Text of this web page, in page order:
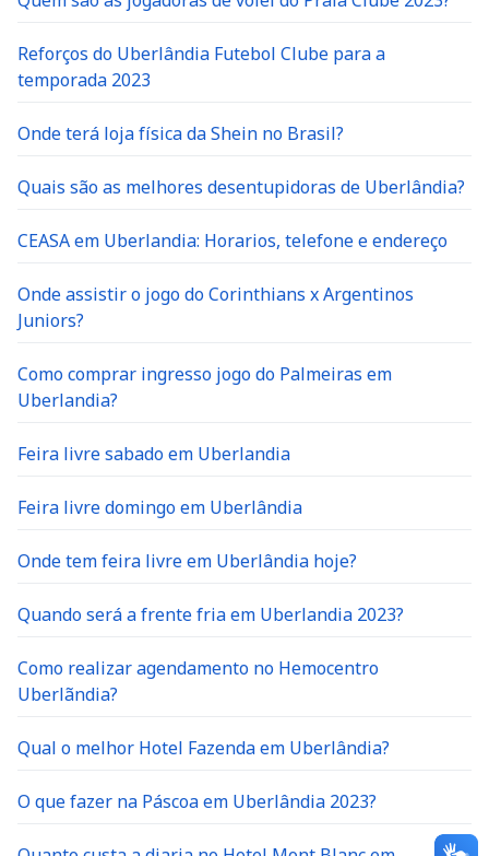
Reforços do Uberlândia Futebol Clube para a
temporada 2023
Onde terá loja física da Shein no Brasil?
Quais são as melhores desentupidoras de Uberlândia?
CEASA em Uberlandia: Horarios, telefone e endereço
Onde assistir o jogo do Corinthians x Argentinos
Juniors?
Como comprar ingresso jogo do Palmeiras em
Uberlandia?
Feira livre sabado em Uberlandia
Feira livre domingo em Uberlândia
Onde tem feira livre em Uberlândia hoje?
Quando será a frente fria em Uberlandia 2023?
Como realizar agendamento no Hemocentro
Uberlãndia?
Qual o melhor Hotel Fazenda em Uberlândia?
O que fazer na Páscoa em Uberlândia 2023?